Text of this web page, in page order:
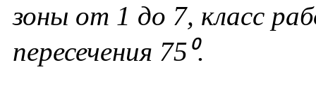
зоны от 1 до 7, класс
пересечения 75⁰.